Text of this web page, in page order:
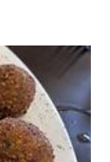
능효능에 반
알아보자콜라비
일어로 양배추
의 합성어이
한 식감이며 맵
고 샐러드나 요